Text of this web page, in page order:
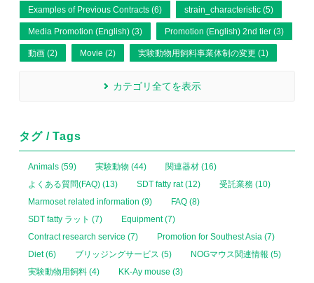
Examples of Previous Contracts (6) strain_characteristic (5)
Media Promotion (English) (3) Promotion (English) 2nd tier (3)
動画 (2) Movie (2) 実験動物用飼料事業体制の変更 (1)
カテゴリ全てを表示
タグ / Tags
Animals (59) 実験動物 (44)
関連器材 (16)
よくある質問(FAQ) (13)
SDT fatty rat (12)
受託業務 (10)
Marmoset related information (9)
FAQ (8)
SDT fatty ラット (7)
Equipment (7)
Contract research service (7)
Promotion for Southest Asia (7)
Diet (6)
ブリッジングサービス (5)
NOGマウス関連情報 (5)
実験動物用飼料 (4)
KK-Ay mouse (3)